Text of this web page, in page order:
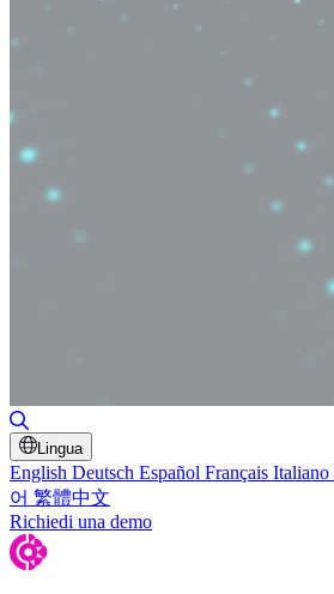
Lingua
English Deutsch Español Français Italiano
어 繁體中文
Richiedi una demo